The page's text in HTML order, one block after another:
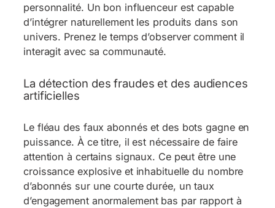
personnalité. Un bon influenceur est capable
d’intégrer naturellement les produits dans son
univers. Prenez le temps d’observer comment il
interagit avec sa communauté.
La détection des fraudes et des audiences
artificielles
Le fléau des faux abonnés et des bots gagne en
puissance. À ce titre, il est nécessaire de faire
attention à certains signaux. Ce peut être une
croissance explosive et inhabituelle du nombre
d’abonnés sur une courte durée, un taux
d’engagement anormalement bas par rapport à